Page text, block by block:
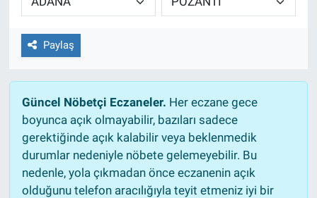
Paylaş
Güncel Nöbetçi Eczaneler. Her eczane gece
boyunca açık olmayabilir, bazıları sadece
gerektiğinde açık kalabilir veya beklenmedik
durumlar nedeniyle nöbete gelemeyebilir. Bu
nedenle, yola çıkmadan önce eczanenin açık
olduğunu telefon aracılığıyla teyit etmeniz iyi bir